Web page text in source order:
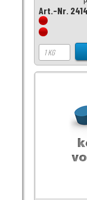
Art.-Nr.